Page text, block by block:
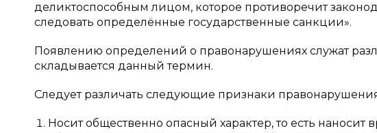
деликтоспособным лицом, которое противоречит
следовать определённые государственные санкции».
Появлению определений о правонарушениях служат
складывается данный термин.
Следует различать следующие признаки
Носит общественно опасный характер, то есть